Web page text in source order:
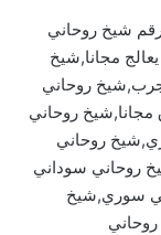
شيخ روحاني
مجانا,شيخ
روحاني
روحاني
روحاني
روحاني سوداني
سوري,شيخ